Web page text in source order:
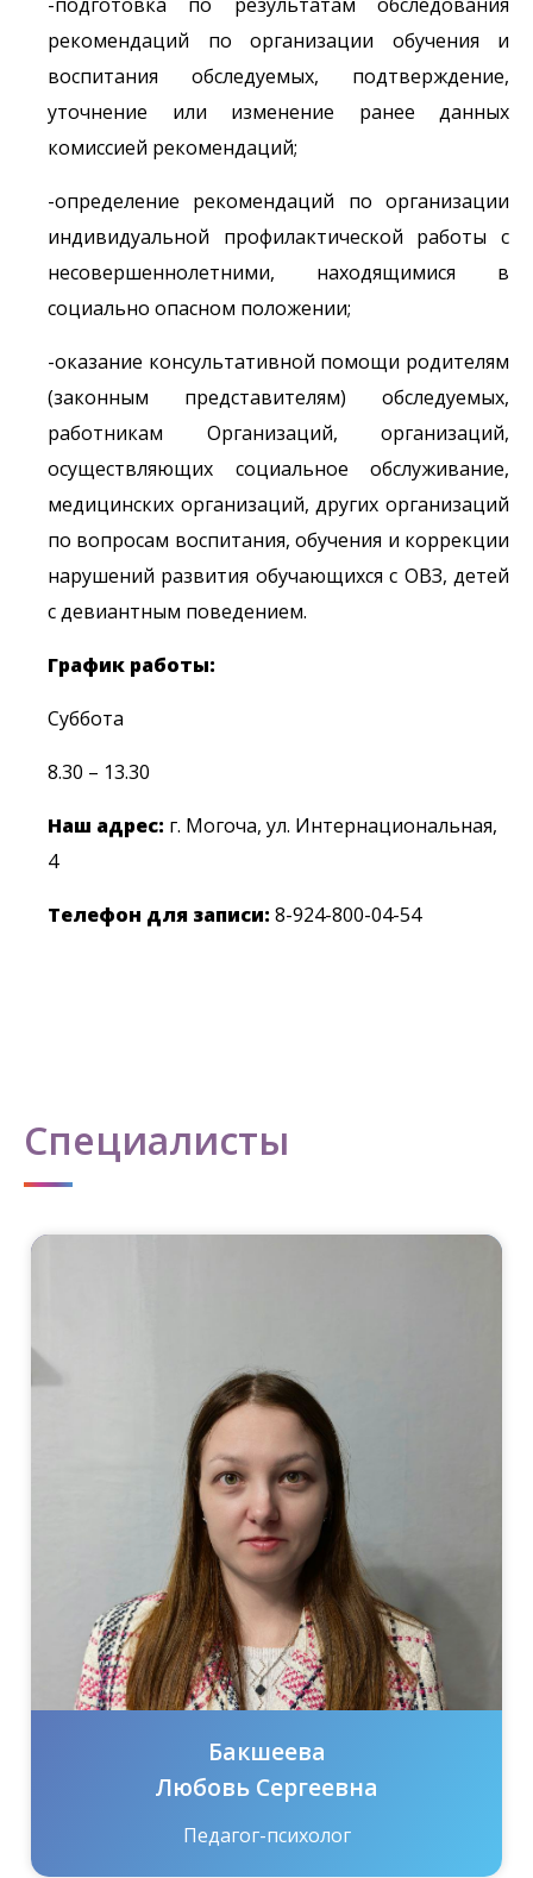
рекомендаций по организации обучения и
воспитания обследуемых, подтверждение,
уточнение или изменение ранее данных
комиссией рекомендаций;
-определение рекомендаций по организации
индивидуальной профилактической работы с
несовершеннолетними, находящимися в
социально опасном положении;
-оказание консультативной помощи родителям
(законным представителям) обследуемых,
работникам Организаций, организаций,
осуществляющих социальное обслуживание,
медицинских организаций, других организаций
по вопросам воспитания, обучения и коррекции
нарушений развития обучающихся с ОВЗ, детей
с девиантным поведением.
График работы:
Суббота
8.30 – 13.30
Наш адрес: г. Могоча, ул. Интернациональная,
4
Телефон для записи: 8-924-800-04-54
Специалисты
Бакшеева
Любовь Сергеевна
Педагог-психолог